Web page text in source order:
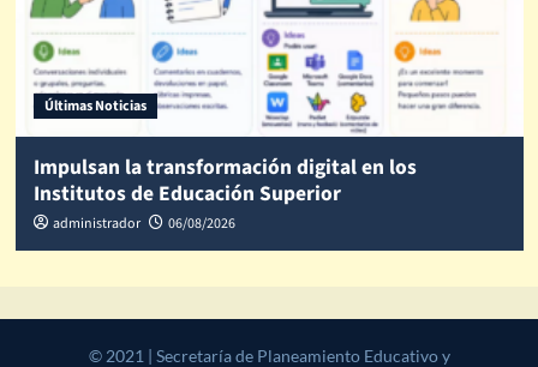
Últimas Noticias
Impulsan la transformación digital en los
Institutos de Educación Superior
administrador 06/08/2026
© 2021 | Secretaría de Planeamiento Educativo y Desarrollo